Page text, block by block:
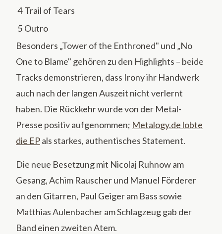
4 Trail of Tears
5 Outro
Besonders „Tower of the Enthroned" und „No
One to Blame" gehören zu den Highlights – beide
Tracks demonstrieren, dass Irony ihr Handwerk
auch nach der langen Auszeit nicht verlernt
haben. Die Rückkehr wurde von der Metal-
Presse positiv aufgenommen; Metalogy.de lobte
die EPals starkes, authentisches Statement.
Die neue Besetzung mit Nicolaj Ruhnow am
Gesang, Achim Rauscher und Manuel Förderer
an den Gitarren, Paul Geiger am Bass sowie
Matthias Aulenbacher am Schlagzeug gab der
Band einen zweiten Atem.